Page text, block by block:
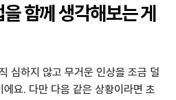
함께 생각해보는 게
심하지 않고 무거운 인상을 조금 덜
요. 다만 다음 같은 상황이라면 초